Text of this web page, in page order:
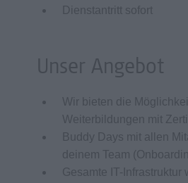
Dienstantritt sofort
Unser Angebot
Wir bieten die
Weiterbildungen mit
Buddy Days mit allen
deinem Team
Gesamte IT-Infrastruktur